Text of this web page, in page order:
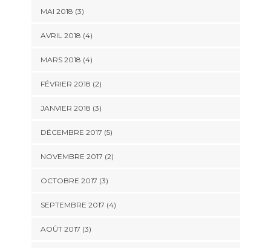
MAI 2018 (3)
AVRIL 2018 (4)
MARS 2018 (4)
FÉVRIER 2018 (2)
JANVIER 2018 (3)
DÉCEMBRE 2017 (5)
NOVEMBRE 2017 (2)
OCTOBRE 2017 (3)
SEPTEMBRE 2017 (4)
AOÛT 2017 (3)